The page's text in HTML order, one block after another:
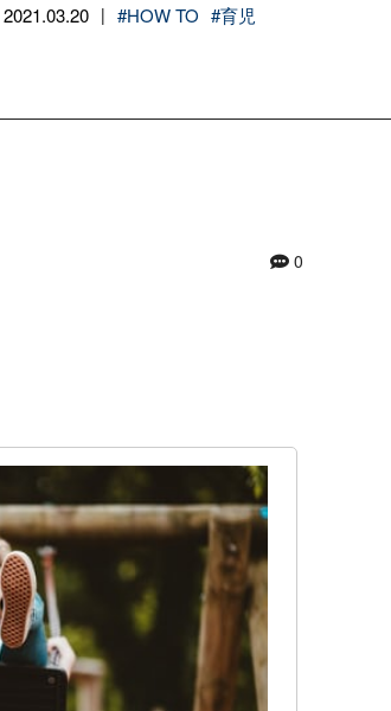
2021.03.20 | #HOW TO #育児
0